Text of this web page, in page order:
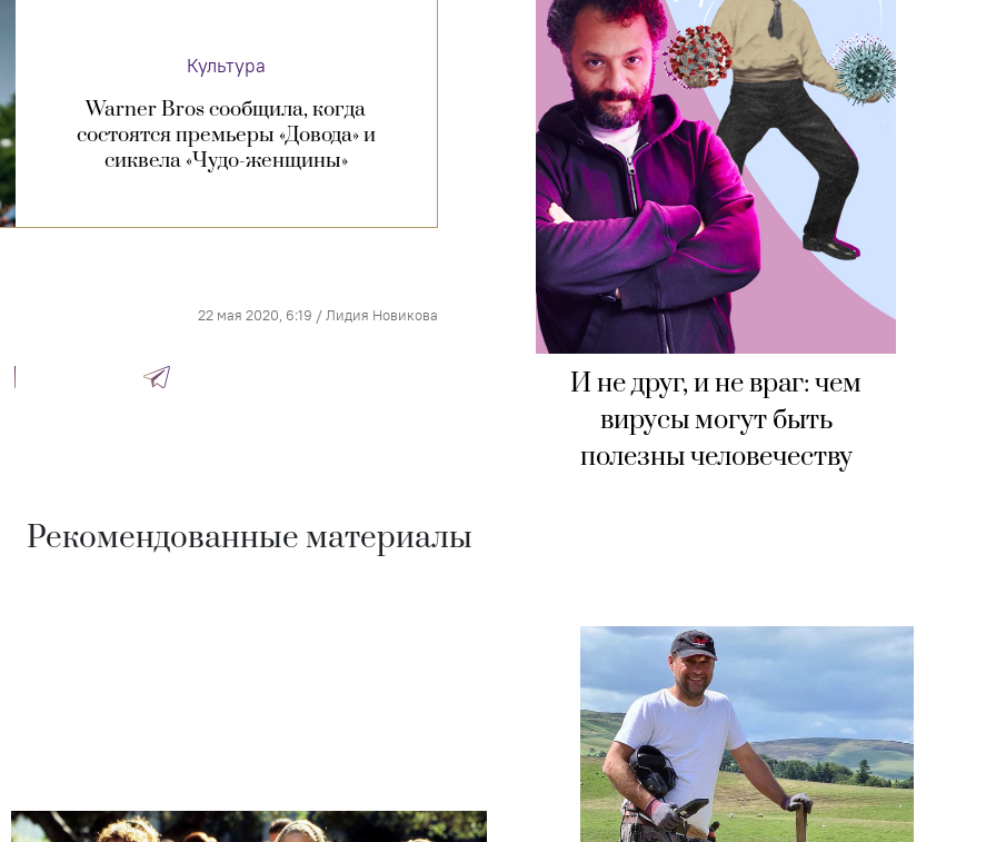
И не друг, и не враг: чем
вирусы могут быть
полезны человечеству
Культура
Warner Bros сообщила, когда
состоятся премьеры «Довода» и
сиквела «Чудо-женщины»
22 мая 2020, 6:19 /Лидия Новикова
Рекомендованные материалы